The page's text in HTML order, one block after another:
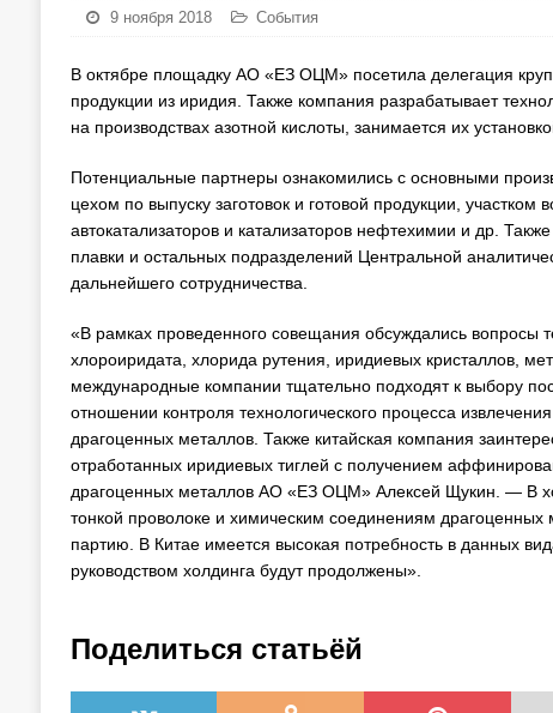
9 ноября 2018 События
В октябре площадку АО «ЕЗ ОЦМ» посетила делегация
продукции из иридия. Также компания разрабатывает
на производствах азотной кислоты, занимается их
Потенциальные партнеры ознакомились с основными
цехом по выпуску заготовок и готовой продукции,
автокатализаторов и катализаторов нефтехимии и др.
плавки и остальных подразделений Центральной
дальнейшего сотрудничества.
«В рамках проведенного совещания обсуждались вопросы
хлороиридата, хлорида рутения, иридиевых кристаллов,
международные компании тщательно подходят к выбору
отношении контроля технологического процесса
драгоценных металлов. Также китайская компания
отработанных иридиевых тиглей с получением
драгоценных металлов АО «ЕЗ ОЦМ» Алексей Щукин. — В
тонкой проволоке и химическим соединениям
партию. В Китае имеется высокая потребность в данных
руководством холдинга будут продолжены».
Поделиться статьёй